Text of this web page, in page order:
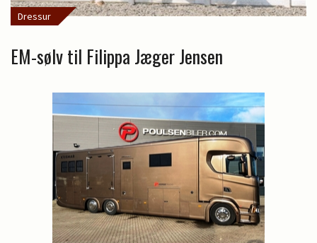
Dressur
EM-sølv til Filippa Jæger Jensen